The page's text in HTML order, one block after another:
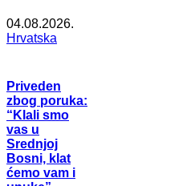
04.08.2026.
Hrvatska
Priveden
zbog poruka:
“Klali smo
vas u
Srednjoj
Bosni, klat
ćemo vam i